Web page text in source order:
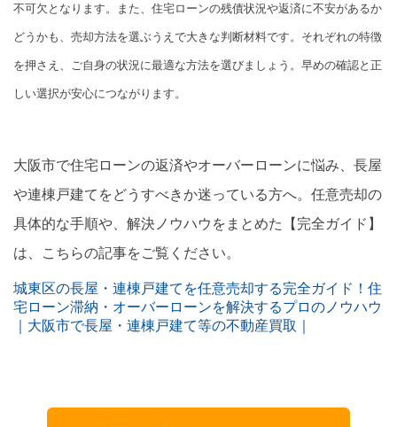
不可欠となります。また、住宅ローンの残債状況や返済に不安があるか
どうかも、売却方法を選ぶうえで大きな判断材料です。それぞれの特徴
を押さえ、ご自身の状況に最適な方法を選びましょう。早めの確認と正
しい選択が安心につながります。
大阪市で住宅ローンの返済やオーバーローンに悩み、長屋
や連棟戸建てをどうすべきか迷っている方へ。任意売却の
具体的な手順や、解決ノウハウをまとめた【完全ガイド】
は、こちらの記事をご覧ください。
城東区の長屋・連棟戸建てを任意売却する完全ガイド！住
宅ローン滞納・オーバーローンを解決するプロのノウハウ
｜大阪市で長屋・連棟戸建て等の不動産買取｜